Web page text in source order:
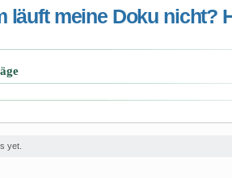
läuft meine Doku nicht?
yet.